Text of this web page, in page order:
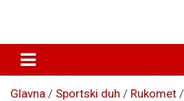
Glavna Sportski duh
Rukomet